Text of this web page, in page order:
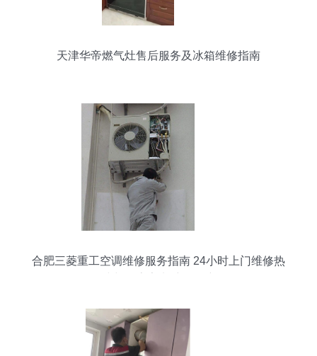
天津华帝燃气灶售后服务及冰箱维修指南
合肥三菱重工空调维修服务指南 24小时上门维修热